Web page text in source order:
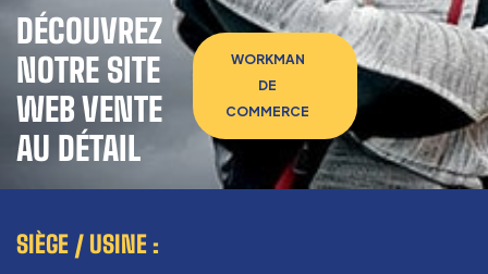
DÉCOUVREZ
NOTRE SITE
WEB VENTE
AU DÉTAIL
WORKMAN
DE
COMMERCE
SIÈGE / USINE :